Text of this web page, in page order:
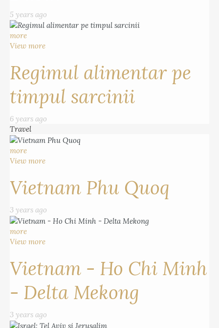
5 years ago
more
View more
Regimul alimentar pe
timpul sarcinii
6 years ago
Travel
more
View more
Vietnam Phu Quoq
3 years ago
more
View more
Vietnam - Ho Chi Minh
- Delta Mekong
3 years ago